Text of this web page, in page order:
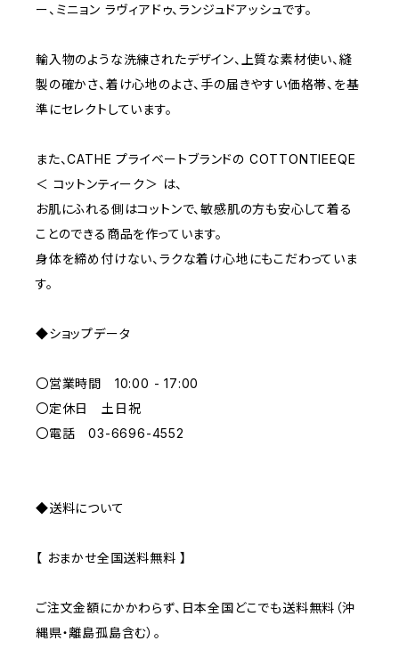
E70
YELLOW
PURPLE
BLUE
ORANGE
GRAY
5000~
ー、ミニョン ラヴィアドゥ、ランジュドアッシュです。
輸入物のような洗練されたデザイン、上質な素材使い、縫
製の確かさ、着け心地のよさ、手の届きやすい価格帯、を基
準にセレクトしています。
また、CATHE プライベートブランドの COTTONTIEEQE
＜ コットンティーク＞ は、
お肌にふれる側はコットンで、敏感肌の方も安心して着る
ことのできる商品を作っています。
身体を締め付けない、ラクな着け心地にもこだわっていま
す。
◆ショップデータ
〇営業時間 10:00 - 17:00
〇定休日 土日祝
〇電話 03-6696-4552
◆送料について
【 おまかせ全国送料無料 】
ご注文金額にかかわらず、日本全国どこでも送料無料（沖
縄県・離島孤島含む）。